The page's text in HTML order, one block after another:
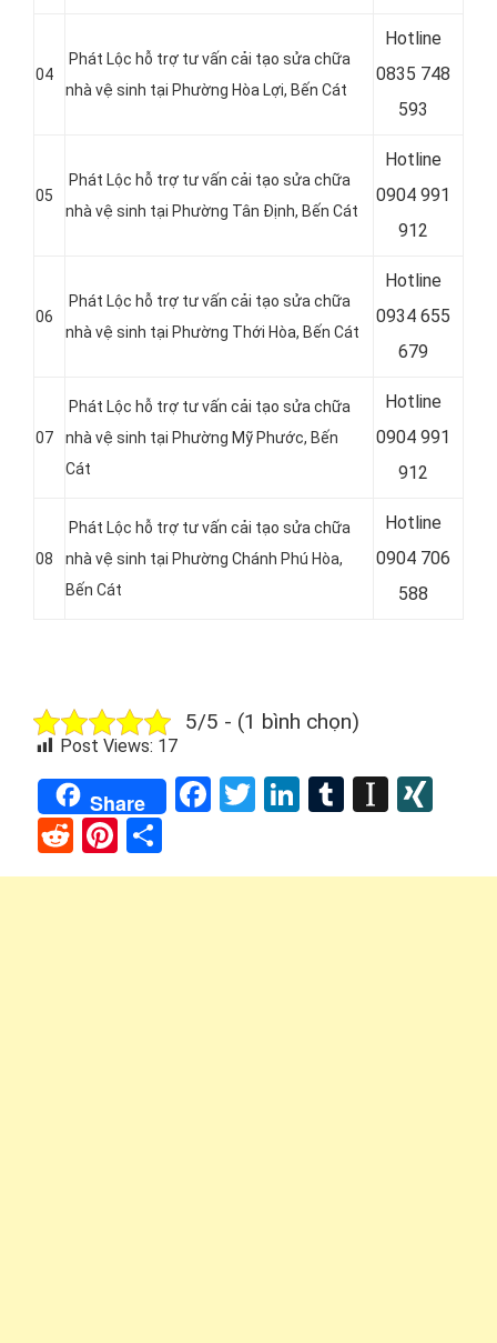
04
Phát Lộc hỗ trợ tư vấn cải tạo sửa chữa
nhà vệ sinh tại Phường Hòa Lợi, Bến Cát
Hotline
0835 748
593
05
Phát Lộc hỗ trợ tư vấn cải tạo sửa chữa
nhà vệ sinh tại Phường Tân Định, Bến Cát
Hotline
0904 991
912
06
Phát Lộc hỗ trợ tư vấn cải tạo sửa chữa
nhà vệ sinh tại Phường Thới Hòa, Bến Cát
Hotline
0934 655
679
07
Phát Lộc hỗ trợ tư vấn cải tạo sửa chữa
nhà vệ sinh tại Phường Mỹ Phước, Bến
Cát
Hotline
0904 991
912
08
Phát Lộc hỗ trợ tư vấn cải tạo sửa chữa
nhà vệ sinh tại Phường Chánh Phú Hòa,
Bến Cát
Hotline
0904 706
588
5/5 - (1 bình chọn)
Post Views: 17
Share Facebook
TwitterLinkedIn
Tumblr
RedditPinterest